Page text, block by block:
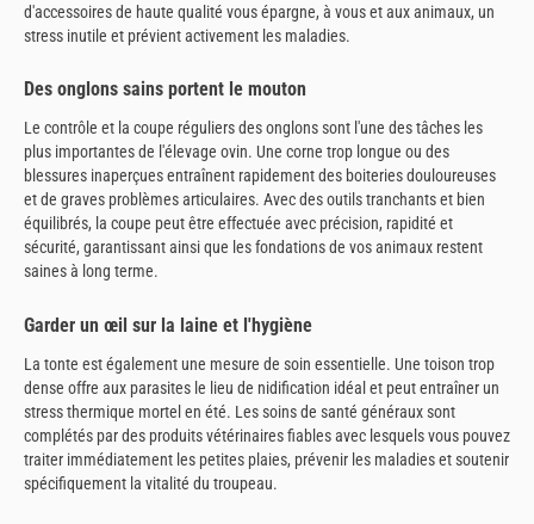
d'accessoires de haute qualité vous épargne, à vous et aux animaux, un
stress inutile et prévient activement les maladies.
Des onglons sains portent le mouton
Le contrôle et la coupe réguliers des onglons sont l'une des tâches les
plus importantes de l'élevage ovin. Une corne trop longue ou des
blessures inaperçues entraînent rapidement des boiteries douloureuses
et de graves problèmes articulaires. Avec des outils tranchants et bien
équilibrés, la coupe peut être effectuée avec précision, rapidité et
sécurité, garantissant ainsi que les fondations de vos animaux restent
saines à long terme.
Garder un œil sur la laine et l'hygiène
La tonte est également une mesure de soin essentielle. Une toison trop
dense offre aux parasites le lieu de nidification idéal et peut entraîner un
stress thermique mortel en été. Les soins de santé généraux sont
complétés par des produits vétérinaires fiables avec lesquels vous pouvez
traiter immédiatement les petites plaies, prévenir les maladies et soutenir
spécifiquement la vitalité du troupeau.